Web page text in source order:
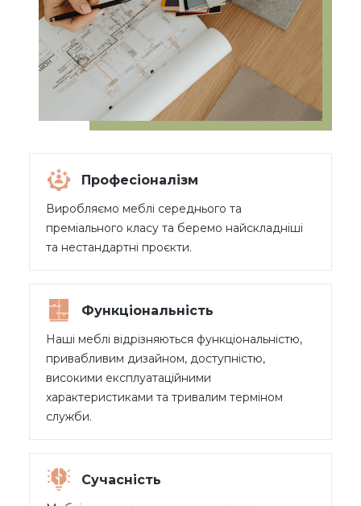
Професіоналізм
Виробляємо меблі середнього та
преміального класу та беремо найскладніші
та нестандартні проєкти.
Функціональність
Наші меблі відрізняються функціональністю,
привабливим дизайном, доступністю,
високими експлуатаційними
характеристиками та тривалим терміном
служби.
Сучасність